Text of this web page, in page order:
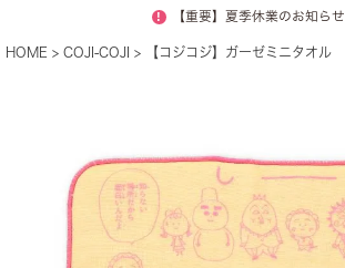
! 【重要】夏季休業のお知らせ
HOME COJI-COJI 【コジコジ】ガーゼミニタオル